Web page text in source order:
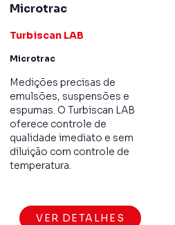
Microtrac
Turbiscan LAB
Microtrac
Medições precisas de
emulsões, suspensões e
espumas. O Turbiscan LAB
oferece controle de
qualidade imediato e sem
diluição com controle de
temperatura.
VER DETALHES